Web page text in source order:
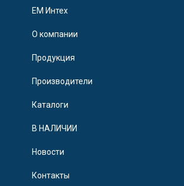
EM Интех
О компании
Продукция
Производители
Каталоги
В НАЛИЧИИ
Новости
Контакты